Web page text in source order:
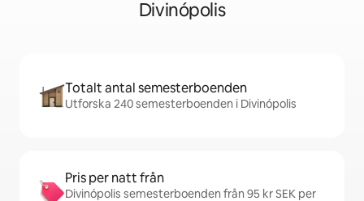
Divinópolis
Totalt antal semesterboenden
Utforska 240 semesterboenden i Divinópolis
Pris per natt från
Divinópolis semesterboenden från 95 kr SEK per